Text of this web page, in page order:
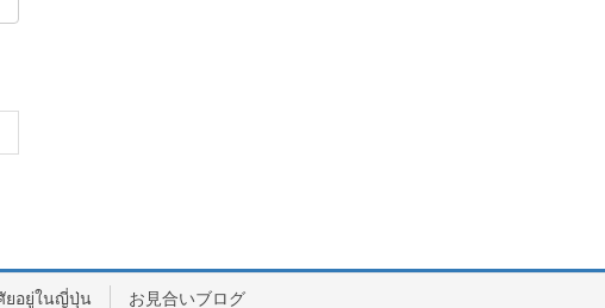
ยอยู่ในญี่ปุ่น お見合いブログ